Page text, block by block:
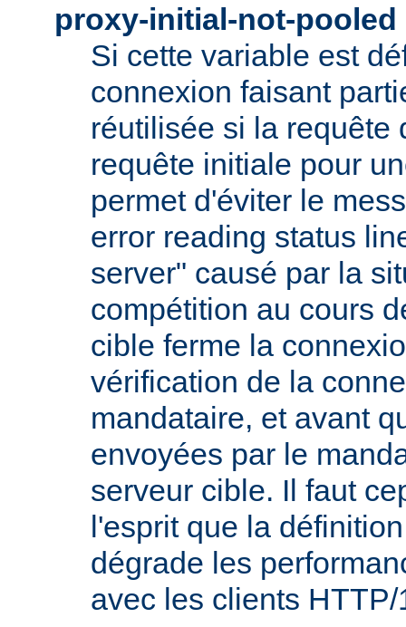
proxy-initial-not-pooled
Si cette variable est
connexion faisant
réutilisée si la requête
requête initiale pour
permet d'éviter le
error reading status
server" causé par la
compétition au cours
cible ferme la
vérification de la
mandataire, et avant
envoyées par le
serveur cible. Il faut
l'esprit que la
dégrade les
avec les clients HTTP/